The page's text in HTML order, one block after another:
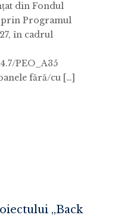
din Fondul
prin Programul
în cadrul
PEO_A35
fără/cu […]
„Back